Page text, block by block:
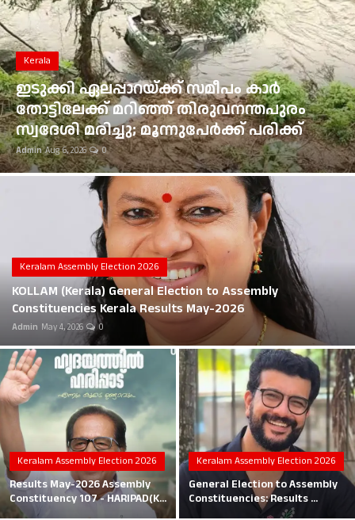
Gulf News
Loksabha Election 2024
Technology
Health
Jobs Mall
Career
Education
Business
Local News
Earn Money
Tutorials
Malayalam
Kerala
ഇടുക്കി ഏലപ്പാറയ്ക്ക് സമീപം കാർ
തോട്ടിലേക്ക് മറിഞ്ഞ് തിരുവനന്തപുരം
സ്വദേശി മരിച്ചു; മൂന്നുപേർക്ക് പരിക്ക്
Admin Aug 6, 2026 0
Keralam Assembly Election 2026
KOLLAM (Kerala) General Election to Assembly
Constituencies Kerala Results May-2026
Admin May 4, 2026 0
Keralam Assembly Election 2026
Results May-2026 Assembly
Constituency 107 - HARIPAD(K...
Keralam Assembly Election 2026
General Election to Assembly
Constituencies: Results ...